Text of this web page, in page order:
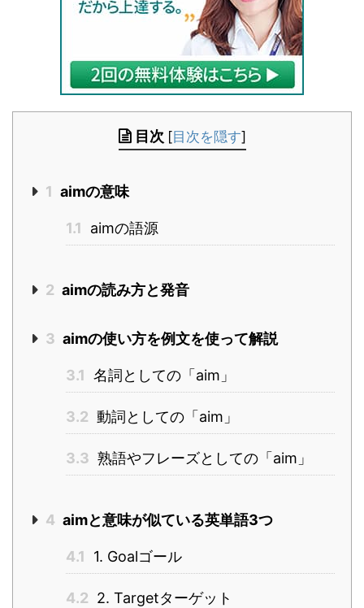
目次 [目次を隠す]
1 aimの意味
1.1 aimの語源
2 aimの読み方と発音
3 aimの使い方を例文を使って解説
3.1 名詞としての「aim」
3.2 動詞としての「aim」
3.3 熟語やフレーズとしての「aim」
4 aimと意味が似ている英単語3つ
4.1 1. Goalゴール
4.2 2. Targetターゲット